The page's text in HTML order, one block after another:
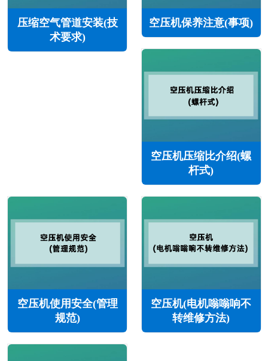
压缩空气管道安装(技
术要求)
空压机保养注意(事项)
空压机压缩比介绍(螺
杆式)
空压机使用安全(管理
规范)
空压机(电机嗡嗡响不
转维修方法)